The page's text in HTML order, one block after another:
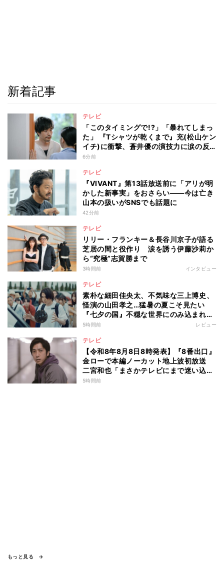
新着記事
テレビ
「このタイミングで!?」「暴れてしまっ
た」 『Tシャツが乾くまで』充(松山ケン
イチ)に衝撃、蒼井優の演技力に涙の反
響も
6分前
テレビ
『VIVANT』第13話放送前に「アリが明
かした新事実」をおさらい――今は亡き
山本の扱いがSNSでも話題に
42分前
テレビ
リリー・フランキー＆長谷川京子が語る
芝居の間と役作り 涙を誘う伊藤沙莉か
ら“究極”志賀勝まで
3時間前 インタビュー
テレビ
素朴な細田佳央太、不気味な三上博史、
怪演の山田孝之…猛暑の夏こそ見たい
『七夕の国』不穏な世界にのみ込まれる
超常ミステリー
5時間前 レビュー
テレビ
【令和8年8月8日8時発表】『8番出口』
金ローで本編ノーカット地上波初放送
二宮和也「まさかテレビにまで迷い込ん
でしまうとは」
5時間前
もっと見る